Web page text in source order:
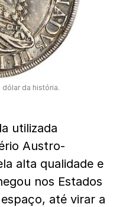
da história.
utilizada
Austro-
alta qualidade e
nos Estados
até virar a